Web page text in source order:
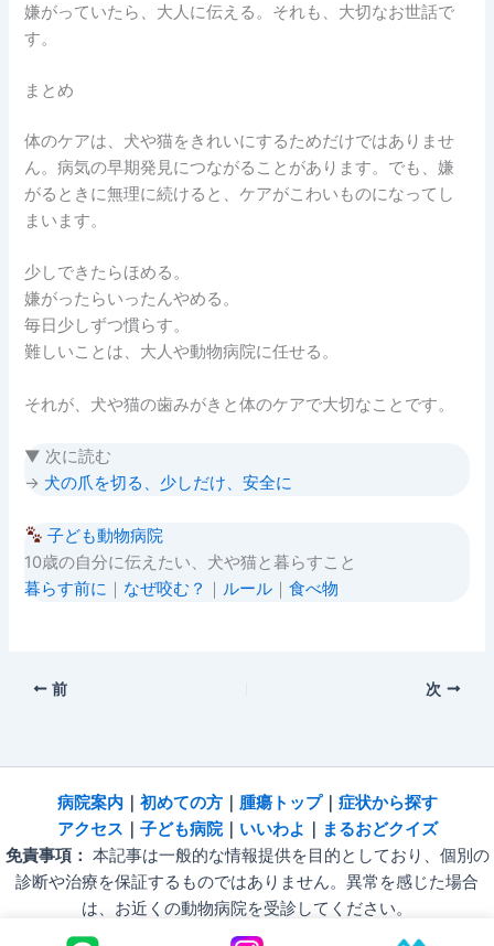
嫌がっていたら、大人に伝える。それも、大切なお世話で
す。
まとめ
体のケアは、犬や猫をきれいにするためだけではありませ
ん。病気の早期発見につながることがあります。でも、嫌
がるときに無理に続けると、ケアがこわいものになってし
まいます。
少しできたらほめる。
嫌がったらいったんやめる。
毎日少しずつ慣らす。
難しいことは、大人や動物病院に任せる。
それが、犬や猫の歯みがきと体のケアで大切なことです。
▼ 次に読む
→ 犬の爪を切る、少しだけ、安全に
子ども動物病院
10歳の自分に伝えたい、犬や猫と暮らすこと
暮らす前に ｜ なぜ咬む？ ｜ ルール ｜食べ物
前 次
病院案内 ｜ 初めての方｜ 腫瘍トップ｜ 症状から探す
アクセス ｜ 子ども病院｜ いいわよ ｜ まるおどクイズ
免責事項： 本記事は一般的な情報提供を目的としており、個別の
診断や治療を保証するものではありません。異常を感じた場合
は、お近くの動物病院を受診してください。